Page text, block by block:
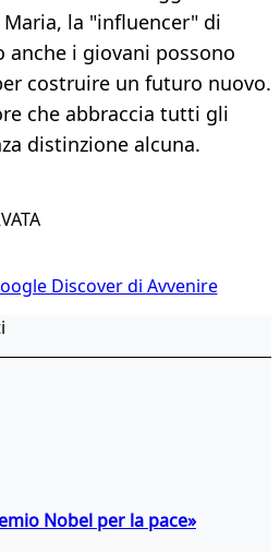
la "influencer" di
anche i giovani possono
costruire un futuro nuovo.
che abbraccia tutti gli
distinzione alcuna.
Discover di Avvenire
Nobel per la pace»